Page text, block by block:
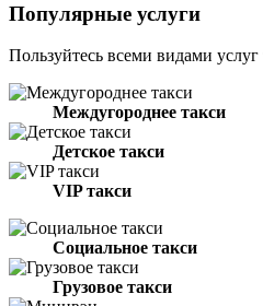
Популярные услуги
Пользуйтесь всеми видами услуг
Междугороднее такси
Детское такси
VIP такси
Социальное такси
Грузовое такси